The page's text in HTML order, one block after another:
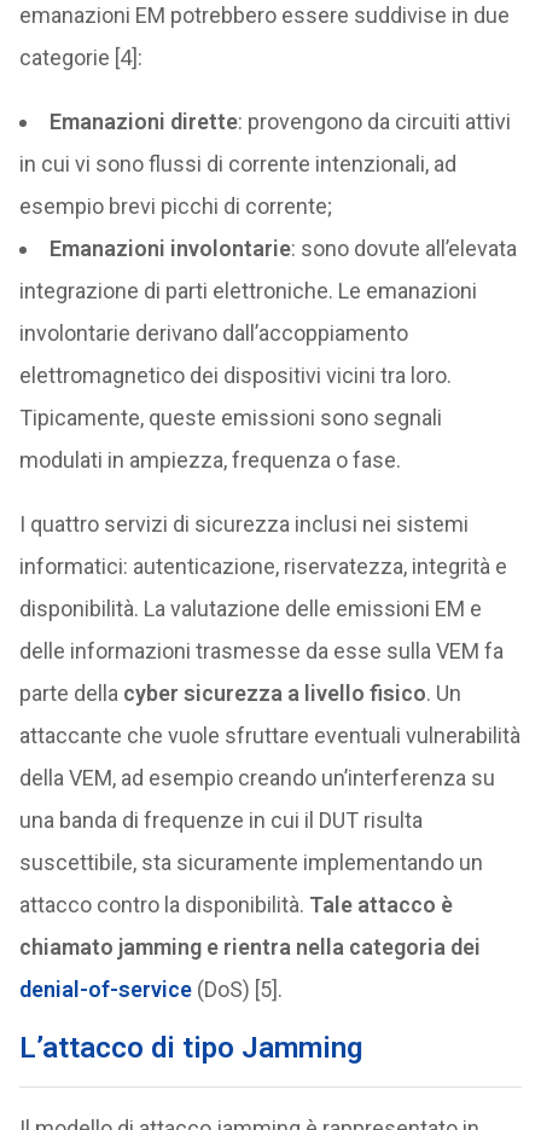
emanazioni EM potrebbero essere suddivise in due
categorie [4]:
Emanazioni dirette: provengono da circuiti attivi
in cui vi sono flussi di corrente intenzionali, ad
esempio brevi picchi di corrente;
Emanazioni involontarie: sono dovute all’elevata
integrazione di parti elettroniche. Le emanazioni
involontarie derivano dall’accoppiamento
elettromagnetico dei dispositivi vicini tra loro.
Tipicamente, queste emissioni sono segnali
modulati in ampiezza, frequenza o fase.
I quattro servizi di sicurezza inclusi nei sistemi
informatici: autenticazione, riservatezza, integrità e
disponibilità. La valutazione delle emissioni EM e
delle informazioni trasmesse da esse sulla VEM fa
parte della cyber sicurezza a livello fisico. Un
attaccante che vuole sfruttare eventuali vulnerabilità
della VEM, ad esempio creando un’interferenza su
una banda di frequenze in cui il DUT risulta
suscettibile, sta sicuramente implementando un
attacco contro la disponibilità. Tale attacco è
chiamato jamming e rientra nella categoria dei
denial-of-service(DoS) [5].
L’attacco di tipo Jamming